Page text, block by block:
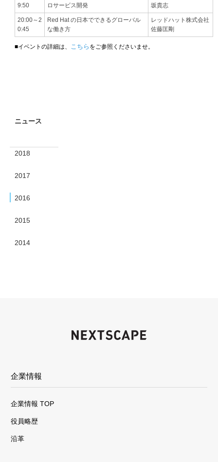
9:50
ロサービス開発
坂貴志
20:00～2
0:45
Red Hat の日本でできるグローバル
な働き方
レッドハット株式会社
佐藤匡剛
■イベントの詳細は、 こちら をご参照くださいませ。
ニュース
2018
2017
2016
2015
2014
企業情報
企業情報 TOP
役員略歴
沿革